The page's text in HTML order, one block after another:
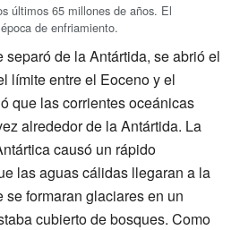
últimos 65 millones de años. El
de enfriamiento.
de la Antártida, se abrió el
límite entre el Eoceno y el
que las corrientes oceánicas
alrededor de la Antártida. La
causó un rápido
las aguas cálidas llegaran a la
formaran glaciares en un
cubierto de bosques. Como